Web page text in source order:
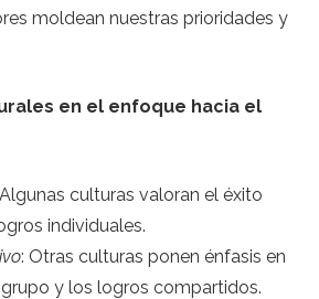
moldean nuestras prioridades y
en el enfoque hacia el
culturas valoran el éxito
individuales.
: Otras culturas ponen énfasis en
y los logros compartidos.